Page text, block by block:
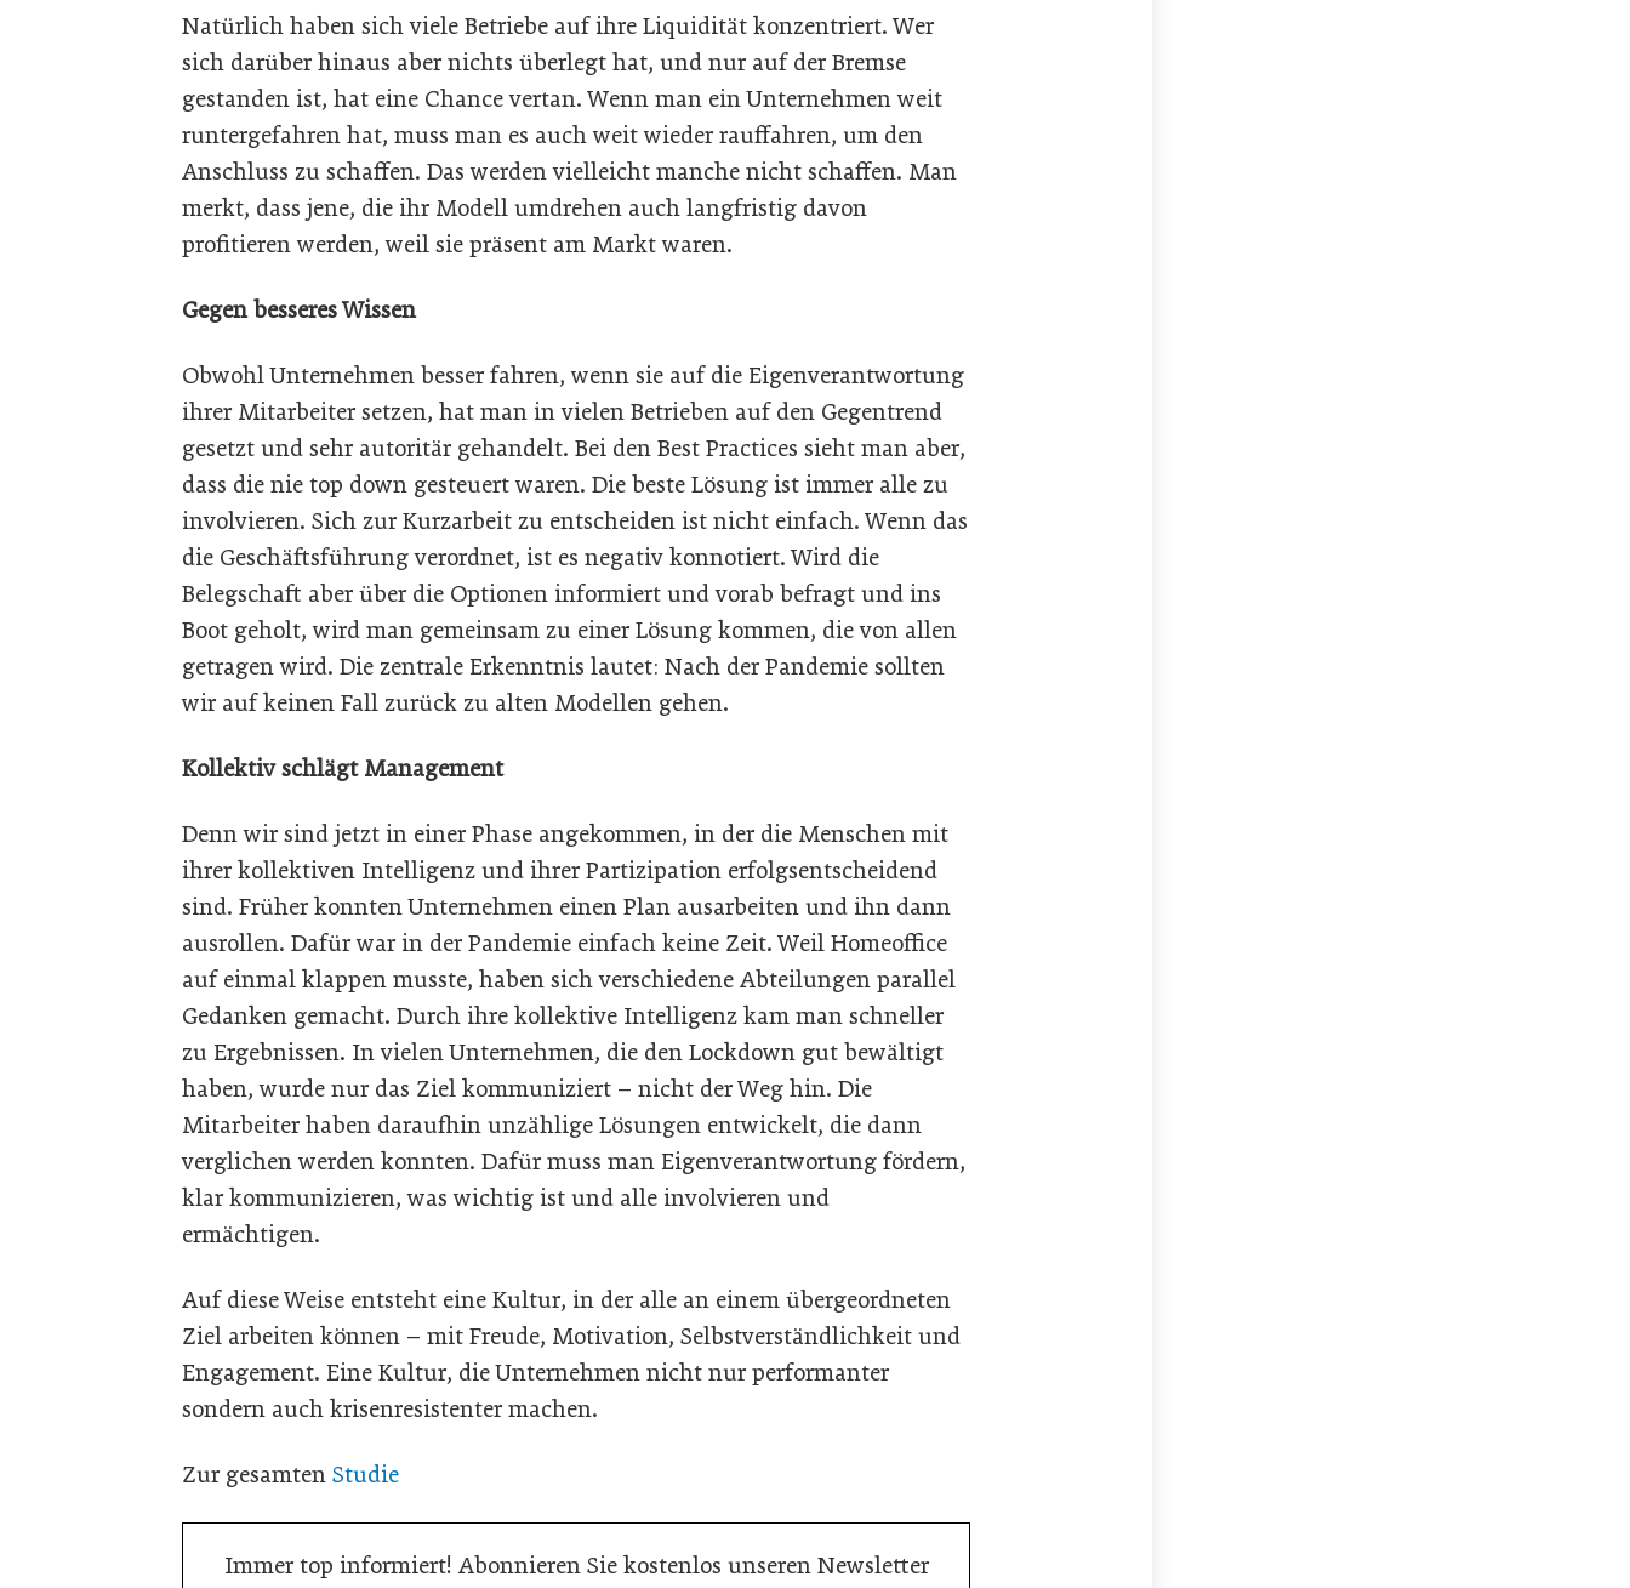
Natürlich haben sich viele Betriebe auf ihre Liquidität konzentriert. Wer
sich darüber hinaus aber nichts überlegt hat, und nur auf der Bremse
gestanden ist, hat eine Chance vertan. Wenn man ein Unternehmen weit
runtergefahren hat, muss man es auch weit wieder rauffahren, um den
Anschluss zu schaffen. Das werden vielleicht manche nicht schaffen. Man
merkt, dass jene, die ihr Modell umdrehen auch langfristig davon
profitieren werden, weil sie präsent am Markt waren.
Gegen besseres Wissen
Obwohl Unternehmen besser fahren, wenn sie auf die Eigenverantwortung
ihrer Mitarbeiter setzen, hat man in vielen Betrieben auf den Gegentrend
gesetzt und sehr autoritär gehandelt. Bei den Best Practices sieht man aber,
dass die nie top down gesteuert waren. Die beste Lösung ist immer alle zu
involvieren. Sich zur Kurzarbeit zu entscheiden ist nicht einfach. Wenn das
die Geschäftsführung verordnet, ist es negativ konnotiert. Wird die
Belegschaft aber über die Optionen informiert und vorab befragt und ins
Boot geholt, wird man gemeinsam zu einer Lösung kommen, die von allen
getragen wird. Die zentrale Erkenntnis lautet: Nach der Pandemie sollten
wir auf keinen Fall zurück zu alten Modellen gehen.
Kollektiv schlägt Management
Denn wir sind jetzt in einer Phase angekommen, in der die Menschen mit
ihrer kollektiven Intelligenz und ihrer Partizipation erfolgsentscheidend
sind. Früher konnten Unternehmen einen Plan ausarbeiten und ihn dann
ausrollen. Dafür war in der Pandemie einfach keine Zeit. Weil Homeoffice
auf einmal klappen musste, haben sich verschiedene Abteilungen parallel
Gedanken gemacht. Durch ihre kollektive Intelligenz kam man schneller
zu Ergebnissen. In vielen Unternehmen, die den Lockdown gut bewältigt
haben, wurde nur das Ziel kommuniziert – nicht der Weg hin. Die
Mitarbeiter haben daraufhin unzählige Lösungen entwickelt, die dann
verglichen werden konnten. Dafür muss man Eigenverantwortung fördern,
klar kommunizieren, was wichtig ist und alle involvieren und
ermächtigen.
Auf diese Weise entsteht eine Kultur, in der alle an einem übergeordneten
Ziel arbeiten können – mit Freude, Motivation, Selbstverständlichkeit und
Engagement. Eine Kultur, die Unternehmen nicht nur performanter
sondern auch krisenresistenter machen.
Zur gesamten Studie
Immer top informiert! Abonnieren Sie kostenlos unseren Newsletter